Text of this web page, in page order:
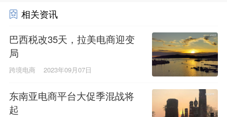
相关资讯
巴西税改35天，拉美电商迎变
局
跨境电商 2023年09月07日
东南亚电商平台大促季混战将
起